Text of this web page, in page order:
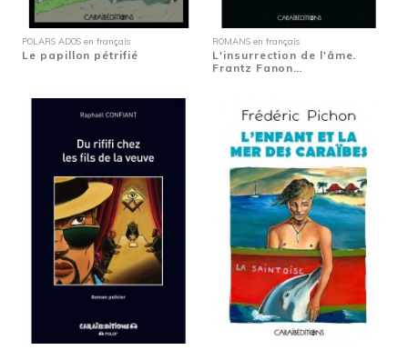
POLARS ADOS en français
Le papillon pétrifié
ROMANS en français
L'insurrection de l'âme.
Frantz Fanon…